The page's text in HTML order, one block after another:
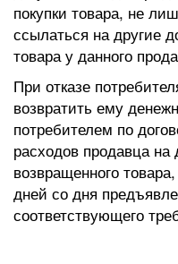
покупки товара, не
ссылаться на другие
товара у данного
При отказе
возвратить ему
потребителем по
расходов продавца на
возвращенного
дней со дня
соответствующего